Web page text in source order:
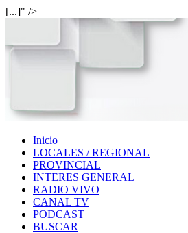
[...]" />
Inicio
LOCALES / REGIONAL
PROVINCIAL
INTERES GENERAL
RADIO VIVO
CANAL TV
PODCAST
BUSCAR